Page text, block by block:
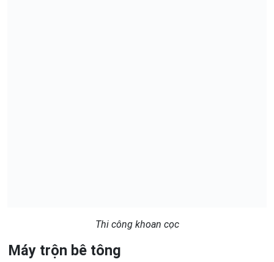
Thi công khoan cọc
Máy trộn bê tông